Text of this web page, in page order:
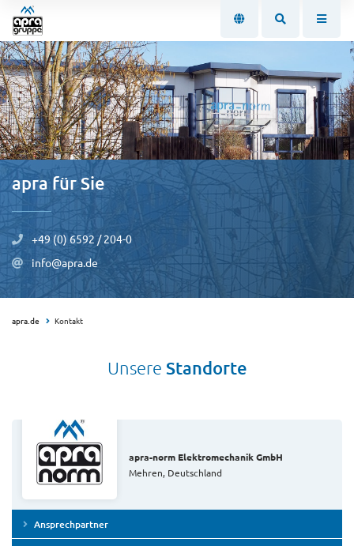
apra für Sie
+49 (0) 6592 / 204-0
info@apra.de
apra.de Kontakt
Unsere Standorte
apra-norm Elektromechanik GmbH
Mehren, Deutschland
Ansprechpartner